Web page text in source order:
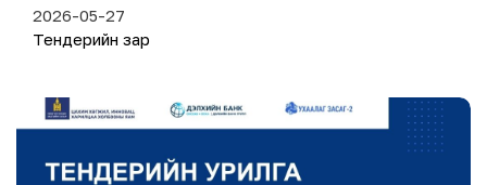
2026-05-27
Тендерийн зар